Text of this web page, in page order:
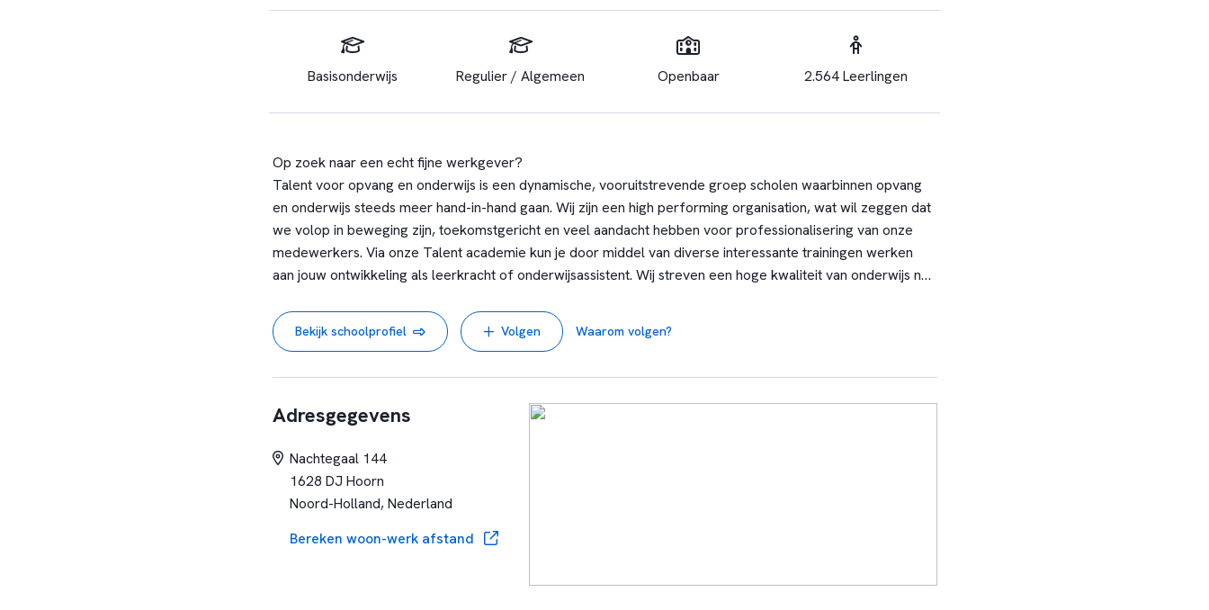
Basisonderwijs Regulier / Algemeen Openbaar 2.564 Leerlingen
Op zoek naar een echt fijne werkgever?
Talent voor opvang en onderwijs is een dynamische, vooruitstrevende groep scholen waarbinnen opvang
en onderwijs steeds meer hand-in-hand gaan. Wij zijn een high performing organisation, wat wil zeggen dat
we volop in beweging zijn, toekomstgericht en veel aandacht hebben voor professionalisering van onze
medewerkers. Via onze Talent academie kun je door middel van diverse interessante trainingen werken
aan jouw ontwikkeling als leerkracht of onderwijsassistent. Wij streven een hoge kwaliteit van onderwijs na
Bekijk schoolprofiel Volgen Waarom volgen?
Adresgegevens
Nachtegaal 144
1628 DJ Hoorn
Noord-Holland, Nederland
Bereken woon-werk afstand